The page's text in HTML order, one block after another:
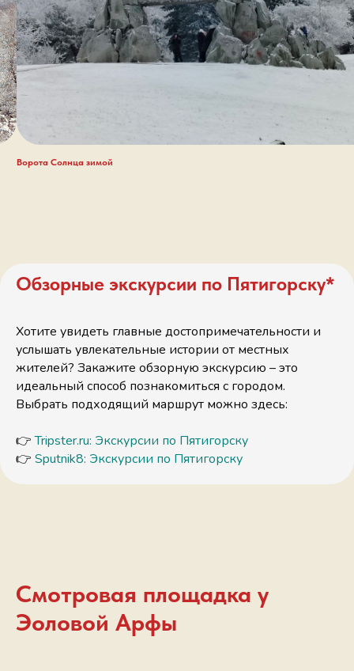
Ворота Солнца зимой
Обзорные экскурсии по Пятигорску*
Хотите увидеть главные достопримечательности и
услышать увлекательные истории от местных
жителей? Закажите обзорную экскурсию – это
идеальный способ познакомиться с городом.
Выбрать подходящий маршрут можно здесь:
👉Tripster.ru: Экскурсии по Пятигорску
👉 Sputnik8: Экскурсии по Пятигорску
Смотровая площадка у
Эоловой Арфы